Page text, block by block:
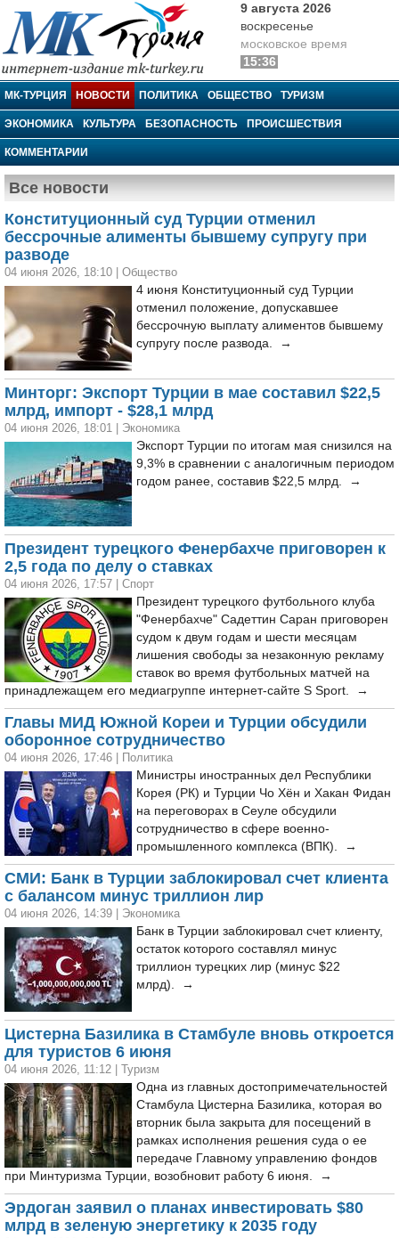
МК-Турция
9 августа 2026
воскресенье
московское время
15:36
МК-ТУРЦИЯ НОВОСТИ ПОЛИТИКА ОБЩЕСТВО ТУРИЗМ
ЭКОНОМИКА КУЛЬТУРА БЕЗОПАСНОСТЬ ПРОИСШЕСТВИЯ
КОММЕНТАРИИ
Все новости
Конституционный суд Турции отменил
бессрочные алименты бывшему супругу при
разводе
04 июня 2026, 18:10
Общество
4 июня Конституционный суд Турции
отменил положение, допускавшее
бессрочную выплату алиментов бывшему
супругу после развода. →
Минторг: Экспорт Турции в мае составил $22,5
млрд, импорт - $28,1 млрд
04 июня 2026, 18:01
Экономика
Экспорт Турции по итогам мая снизился на
9,3% в сравнении с аналогичным периодом
годом ранее, составив $22,5 млрд. →
Президент турецкого Фенербахче приговорен к
2,5 года по делу о ставках
04 июня 2026, 17:57
Спорт
Президент турецкого футбольного клуба
"Фенербахче" Садеттин Саран приговорен
судом к двум годам и шести месяцам
лишения свободы за незаконную рекламу
ставок во время футбольных матчей на
принадлежащем его медиагруппе интернет-сайте S Sport. →
Главы МИД Южной Кореи и Турции обсудили
оборонное сотрудничество
04 июня 2026, 17:46
Политика
Министры иностранных дел Республики
Корея (РК) и Турции Чо Хён и Хакан Фидан
на переговорах в Сеуле обсудили
сотрудничество в сфере военно-
промышленного комплекса (ВПК). →
СМИ: Банк в Турции заблокировал счет клиента
с балансом минус триллион лир
04 июня 2026, 14:39
Экономика
Банк в Турции заблокировал счет клиенту,
остаток которого составлял минус
триллион турецких лир (минус $22
млрд). →
Цистерна Базилика в Стамбуле вновь откроется
для туристов 6 июня
04 июня 2026, 11:12
Туризм
Одна из главных достопримечательностей
Стамбула Цистерна Базилика, которая во
вторник была закрыта для посещений в
рамках исполнения решения суда о ее
передаче Главному управлению фондов
при Минтуризма Турции, возобновит работу 6 июня. →
Эрдоган заявил о планах инвестировать $80
млрд в зеленую энергетику к 2035 году